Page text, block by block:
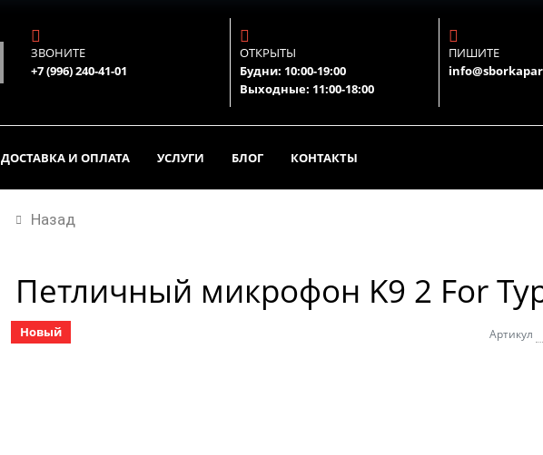
ЗВОНИТЕ
+7 (996) 240-41-01
ОТКРЫТЫ
Будни: 10:00-19:00
Выходные: 11:00-18:00
ПИШИТЕ
ДОСТАВКА И ОПЛАТА УСЛУГИ БЛОГ КОНТАКТЫ
Назад
Петличный микрофон K9 2 For
Новый Артикул